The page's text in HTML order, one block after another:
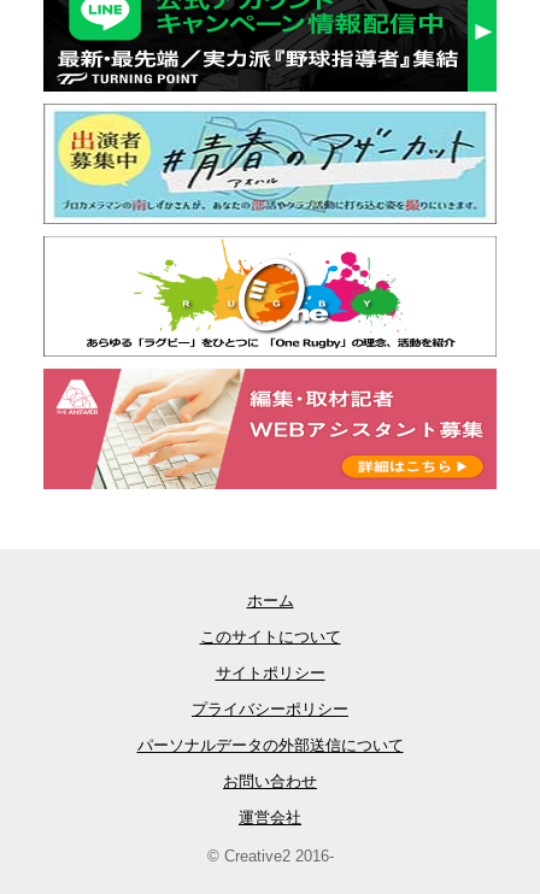
ホーム
このサイトについて
サイトポリシー
プライバシーポリシー
パーソナルデータの外部送信について
お問い合わせ
運営会社
© Creative2 2016-